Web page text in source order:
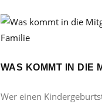
Familie
WAS KOMMT IN DIE
Wer einen